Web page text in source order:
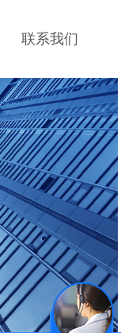
联系我们